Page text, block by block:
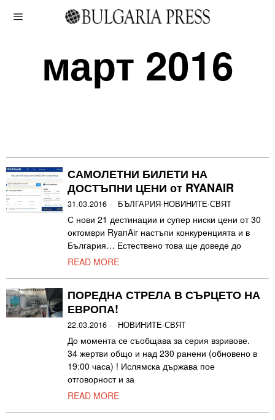
март 2016
САМОЛЕТНИ БИЛЕТИ НА
ДОСТЪПНИ ЦЕНИ от RYANAIR
31.03.2016 БЪЛГАРИЯ·НОВИНИТЕ·СВЯТ
С нови 21 дестинации и супер ниски цени от 30
октомври RyanAir настъпи конкуренцията и в
България… Естествено това ще доведе до
READ MORE
ПОРЕДНА СТРЕЛА В СЪРЦЕТО НА
ЕВРОПА!
22.03.2016 НОВИНИТЕ·СВЯТ
До момента се съобщава за серия взривове.
34 жертви общо и над 230 ранени (обновено в
19:00 часа) ! Ислямска държава пое
отговорност и за
READ MORE